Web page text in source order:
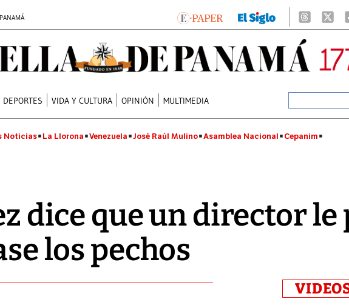
DEPORTES VIDA Y CULTURA OPINIÓN MULTIMEDIA
Noticias La Llorona Venezuela José Raúl Mulino Asamblea Nacional Cepanim
dice que un director le
los pechos